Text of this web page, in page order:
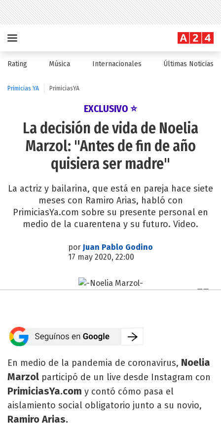
Rating Música Internacionales Últimas Noticias
Primicias YA PrimiciasYA
EXCLUSIVO ⭐
La decisión de vida de Noelia
Marzol: "Antes de fin de año
quisiera ser madre"
La actriz y bailarina, que está en pareja hace siete
meses con Ramiro Arias, habló con
PrimiciasYa.com sobre su presente personal en
medio de la cuarentena y su futuro. Video.
por Juan Pablo Godino
17 may 2020, 22:00
En medio de la pandemia de coronavirus, Noelia
Marzol participó de un live desde Instagram con
PrimiciasYa.com y contó cómo pasa el
aislamiento social obligatorio junto a su novio,
Ramiro Arias.